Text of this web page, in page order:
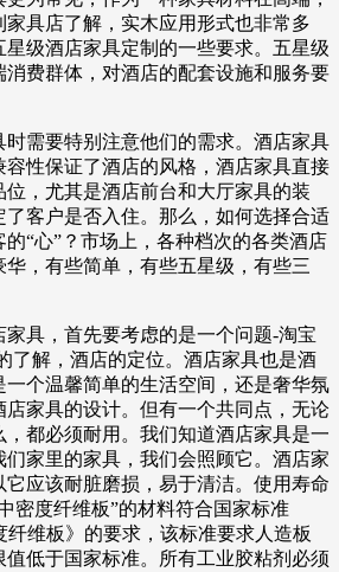
具店了解，实木应用形式也非常多
级酒店家具定制的一些要求。五星级
费群体，对酒店的配套设施和服务要
时需要特别注意他们的需求。酒店家具
容性保证了酒店的风格，酒店家具直接
位，尤其是酒店前台和大厅家具的装
客户是否入住。那么，如何选择合适
“心”？市场上，各种档次的各类酒店
，有些简单，有些五星级，有些三
具，首先要考虑的是一个问题-淘宝
了解，酒店的定位。酒店家具也是酒
一个温馨简单的生活空间，还是奢华氛
店家具的设计。但有一个共同点，无论
都必须耐用。我们知道酒店家具是一
家里的家具，我们会照顾它。酒店家
应该耐脏磨损，易于清洁。使用寿命
密度纤维板”的材料符合国家标准
纤维板》的要求，该标准要求人造板
值低于国家标准。所有工业胶粘剂必须